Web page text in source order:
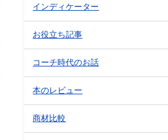
インディケーター
お役立ち記事
コーチ時代のお話
本のレビュー
商材比較